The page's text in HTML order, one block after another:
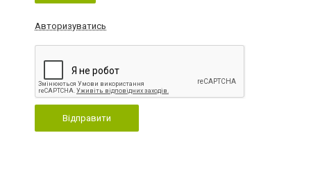
Авторизуватись
Відправити